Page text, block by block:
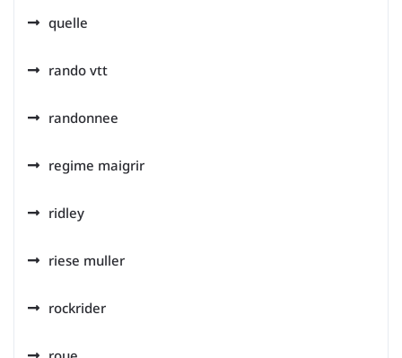
quelle
rando vtt
randonnee
regime maigrir
ridley
riese muller
rockrider